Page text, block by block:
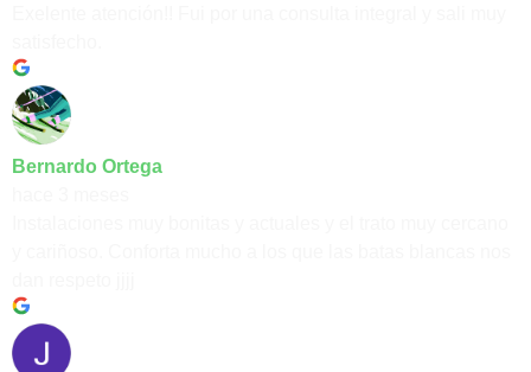
Bernardo Ortega